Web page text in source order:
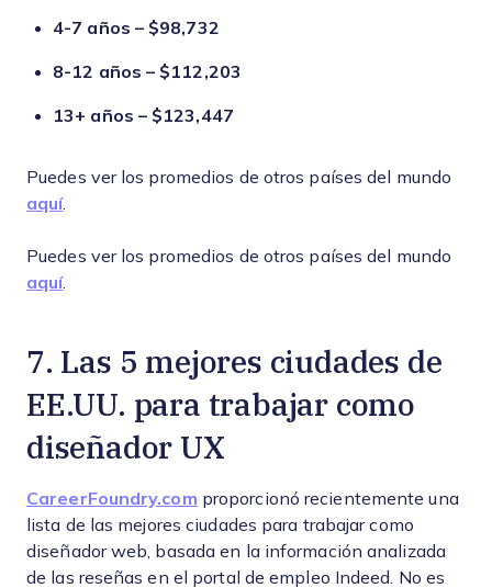
4-7 años – $98,732
8-12 años – $112,203
13+ años – $123,447
Puedes ver los promedios de otros países del mundo
aquí.
Puedes ver los promedios de otros países del mundo
aquí.
7. Las 5 mejores ciudades de
EE.UU. para trabajar como
diseñador UX
CareerFoundry.com proporcionó recientemente una
lista de las mejores ciudades para trabajar como
diseñador web, basada en la información analizada
de las reseñas en el portal de empleo Indeed. No es